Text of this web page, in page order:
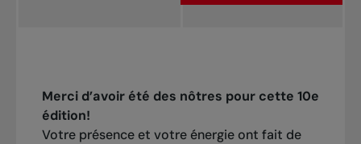
Merci d’avoir été des nôtres pour cette 10e
édition!
Votre présence et votre énergie ont fait de